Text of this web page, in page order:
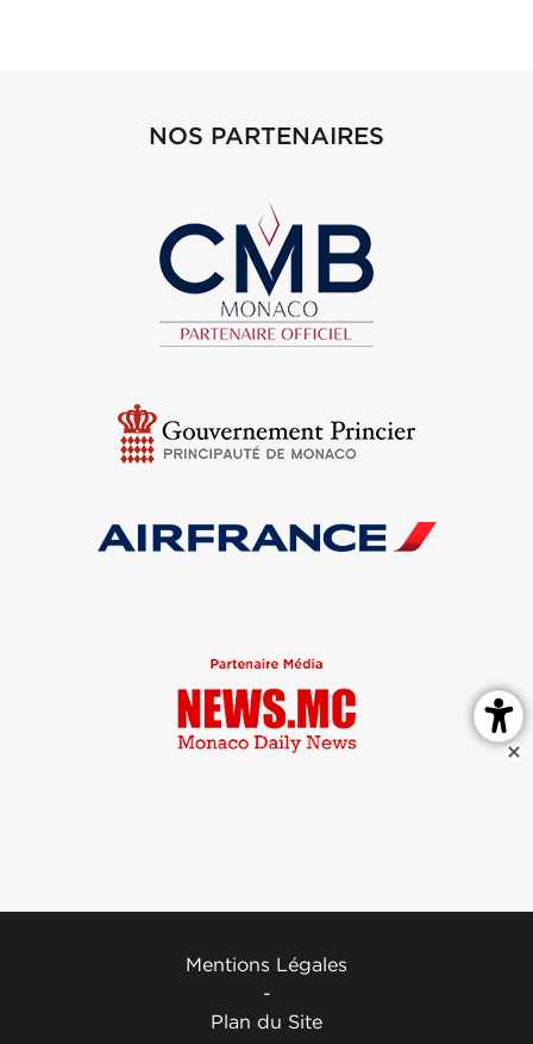
NOS PARTENAIRES
Mentions Légales
-
Plan du Site